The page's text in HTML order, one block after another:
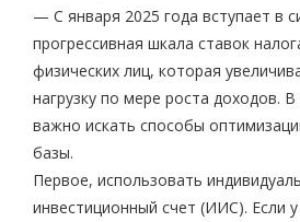
— С января 2025 года вступает в
прогрессивная шкала ставок
физических лиц, которая
нагрузку по мере роста доходов. В
важно искать способы
базы.
Первое, использовать
инвестиционный счет (ИИС). Если